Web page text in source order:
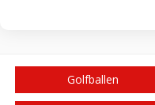
Golfballen